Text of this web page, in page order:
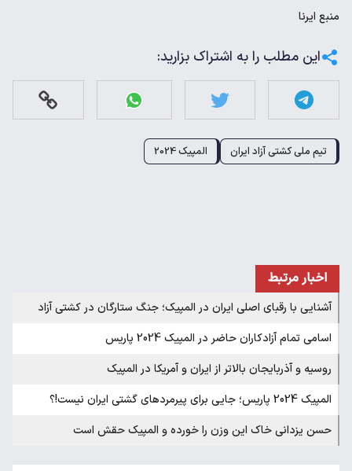
منبع ایرنا
این مطلب را به اشتراک بزارید:
تیم ملی کشتی آزاد ایران المپیک 2024
اخبار مرتبط
آشنایی با رقبای اصلی ایران در المپیک؛ جنگ ستارگان در کشتی آزاد
اسامی تمام آزادکاران حاضر در المپیک 2024 پاریس
روسیه و آذربایجان بالاتر از ایران‌ و آمریکا در المپیک
المپیک 2024 پاریس؛ جایی برای پیرمردهای گشتی ایران نیست!؟
حسن یزدانی خاک این وزن را خورده و المپیک حقش است